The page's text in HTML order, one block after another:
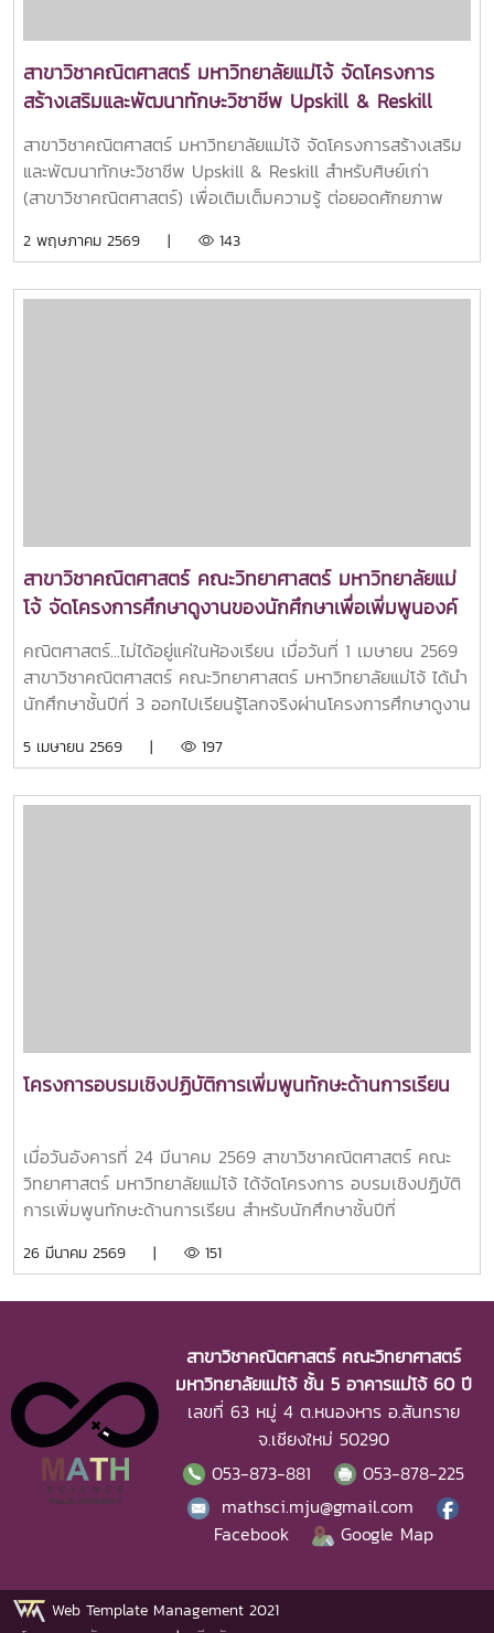
ปรึกษา: ผศ.ดร.สิตา ชากฤษณ์ และ ผศ.เยาวลักษณ์ คงธรรม
รางวัลการนำเสนอผลงานแบบโปสเตอร์ “ระดับดี” นายไชยวัฒน์
สองสีขวา นางสาวมัณฑนา พรมแก้ว นายกิตติธัช เหล็กฉิมมา
Exponential Stability for Linear Systems with Interval
Time-Varying Delay based on Integral Inequality
Technique อาจารย์ที่ปรึกษา: ผศ.ดร.เจนจิรา ทิพย์ชะ และ
ผศ.ดร.ชนิกานต์ เอมหฤทัย รางวัลการนำเสนอผลงานแบบ
รักษา นางสาวนวดี สิบต๊ะ Strategic Workforce
Analysis of Linear Programming Solvers for Sales
สาขาวิชาคณิตศาสตร์ มหาวิทยาลัยแม่โจ้ จัดโครงการ
สร้างเสริมและพัฒนาทักษะวิชาชีพ Upskill & Reskill
สำหรับศิษย์เก่า (สาขาวิชาคณิตศาสตร์) เพื่อเติมเต็มความ
รู้ ต่อยอดศักยภาพ และก้าวทันโลกยุคใหม่
สาขาวิชาคณิตศาสตร์ มหาวิทยาลัยแม่โจ้ จัดโครงการสร้างเสริม
และพัฒนาทักษะวิชาชีพ Upskill & Reskill สำหรับศิษย์เก่า
(สาขาวิชาคณิตศาสตร์) เพื่อเติมเต็มความรู้ ต่อยอดศักยภาพ
เจาะลึกหัวข้อ “การเทรดหุ้นเชิงปริมาณเบื้องต้น” “การจัดพอร์ต
จริงในสายอาชีพ พร้อมส่งเสริมแนวคิด การเรียนรู้ตลอดชีวิต
2 พฤษภาคม 2569 | 143
สาขาวิชาคณิตศาสตร์ คณะวิทยาศาสตร์ มหาวิทยาลัยแม่
โจ้ จัดโครงการศึกษาดูงานของนักศึกษาเพื่อเพิ่มพูนองค์
ความรู้และการประยุกต์ใช้ความรู้ด้วยประสบการณ์จริง
คณิตศาสตร์...ไม่ได้อยู่แค่ในห้องเรียน เมื่อวันที่ 1 เมษายน 2569
สาขาวิชาคณิตศาสตร์ คณะวิทยาศาสตร์ มหาวิทยาลัยแม่โจ้ ได้นำ
นักศึกษาชั้นปีที่ 3 ออกไปเรียนรู้โลกจริงผ่านโครงการศึกษาดูงาน
ด้วยประสบการณ์จริง ณ - ศูนย์อุตุนิยมวิทยาภาคเหนือ -
จริง และเห็นว่า “คณิตศาสตร์” ถูกนำไปใช้ในหลากหลายด้าน เช่น
5 เมษายน 2569 | 197
โครงการอบรมเชิงปฏิบัติการเพิ่มพูนทักษะด้านการเรียน
เมื่อวันอังคารที่ 24 มีนาคม 2569 สาขาวิชาคณิตศาสตร์ คณะ
วิทยาศาสตร์ มหาวิทยาลัยแม่โจ้ ได้จัดโครงการ อบรมเชิงปฏิบัติ
การเพิ่มพูนทักษะด้านการเรียน สำหรับนักศึกษาชั้นปีที่
ประสบการณ์จริง” เพื่อเตรียมความพร้อมสู่เส้นทางวิชาชีพใน
มหาวิทยาลัยแม่โจ้08.00 – 08.30 น. ลงทะเบียน08.30 – 08.45
น. พิธีเปิด โดย ผศ.เยาวลักษณ์ คงธรรม08.45 – 09.00 น.
แบบทดสอบก่อนเรียน09.00 – 10.30 น. บรรยาย “สื่อการสอน
ทางคณิตศาสตร์” โดย ผศ.ดร.เอกพงษ์ ดวงดาย10.30 – 12.00
น. บรรยาย “เทคนิคการสอนทางคณิตศาสตร์” โดย อ.วิเชษฐ์
สิงห์โต12.00 – 13.00 น. พักรับประทานอาหารกลางวัน13.00 –
14.30 น. ปฏิบัติการสร้างสื่อการสอน โดย อ.จุฑามาส สุข
แยง14.30 – 16.00 น. นำเสนอผลงาน + อภิปราย โดย
ผศ.ดร.เอกพงษ์ ดวงดาย และคณะ16.00 – 16.30 น. แบบ
จริง สร้างแรงบันดาลใจและความมั่นใจก่อนก้าวสู่การเป็น “ครู
26 มีนาคม 2569 | 151
สาขาวิชาคณิตศาสตร์ คณะวิทยาศาสตร์
มหาวิทยาลัยแม่โจ้ ชั้น 5 อาคารแม่โจ้ 60 ปี
เลขที่ 63 หมู่ 4 ต.หนองหาร อ.สันทราย
จ.เชียงใหม่ 50290
053-873-881
053-878-225
mathsci.mju@gmail.com
Facebook
Google Map
Web Template Management 2021